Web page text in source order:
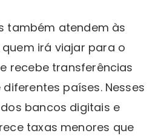
também atendem às
irá viajar para o
recebe transferências
países. Nesses
bancos digitais e
taxas menores que